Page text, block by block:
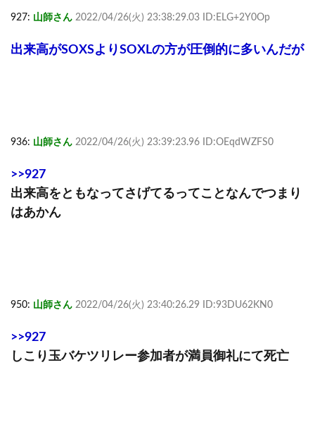
927: 山師さん 2022/04/26(火) 23:38:29.03 ID:ELG+2Y0Op
出来高がSOXSよりSOXLの方が圧倒的に多いんだが
936: 山師さん 2022/04/26(火) 23:39:23.96 ID:OEqdWZFS0
>>927
出来高をともなってさげてるってことなんでつまり
はあかん
950: 山師さん 2022/04/26(火) 23:40:26.29 ID:93DU62KN0
>>927
しこり玉バケツリレー参加者が満員御礼にて死亡